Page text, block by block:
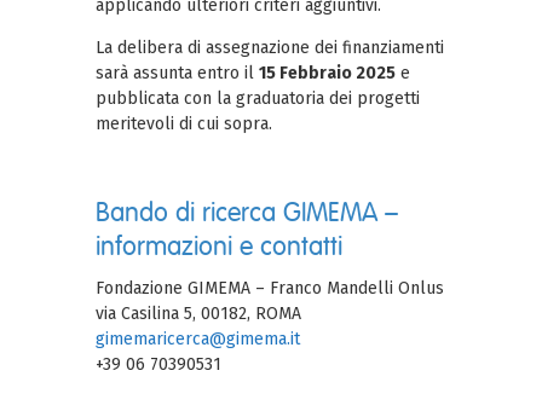
applicando ulteriori criteri aggiuntivi.
La delibera di assegnazione dei finanziamenti
sarà assunta entro il 15 Febbraio 2025 e
pubblicata con la graduatoria dei progetti
meritevoli di cui sopra.
Bando di ricerca GIMEMA –
informazioni e contatti
Fondazione GIMEMA – Franco Mandelli Onlus
via Casilina 5, 00182, ROMA
gimemaricerca@gimema.it
+39 06 70390531